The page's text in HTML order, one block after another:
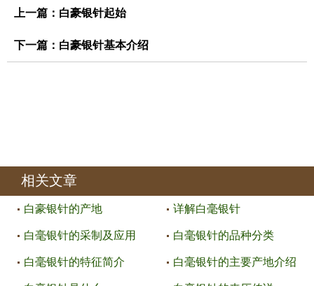
上一篇： 白豪银针起始
下一篇： 白豪银针基本介绍
相关文章
白豪银针的产地 详解白毫银针
白毫银针的采制及应用 白毫银针的品种分类
白毫银针的特征简介 白毫银针的主要产地介绍